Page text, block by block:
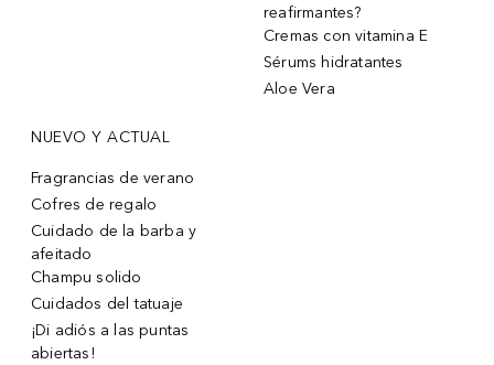
reafirmantes?
Cremas con vitamina E
Sérums hidratantes
Aloe Vera
NUEVO Y ACTUAL
Fragrancias de verano
Cofres de regalo
Cuidado de la barba y
afeitado
Champu solido
Cuidados del tatuaje
¡Di adiós a las puntas
abiertas!